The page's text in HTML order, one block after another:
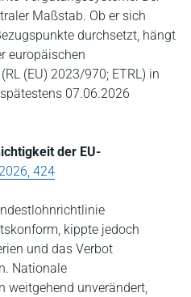
Maßstab. Ob er sich
durchsetzt, hängt
europäischen
(EU) 2023/970; ETRL) in
07.06.2026
der EU-
424
kippte jedoch
und das Verbot
Nationale
weitgehend unverändert,